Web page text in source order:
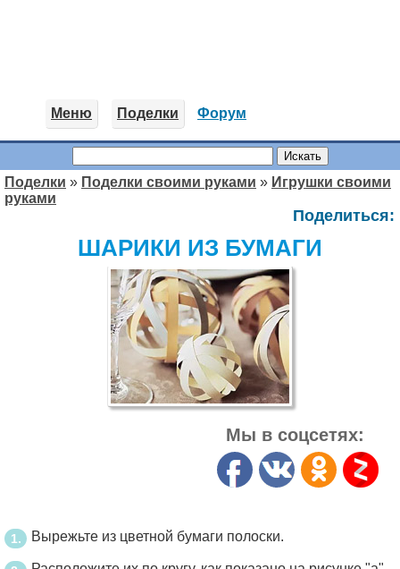
Меню Поделки Форум
Поделки » Поделки своими руками » Игрушки своими
руками
Поделиться:
ШАРИКИ ИЗ БУМАГИ
Мы в соцсетях:
Вырежьте из цветной бумаги полоски.